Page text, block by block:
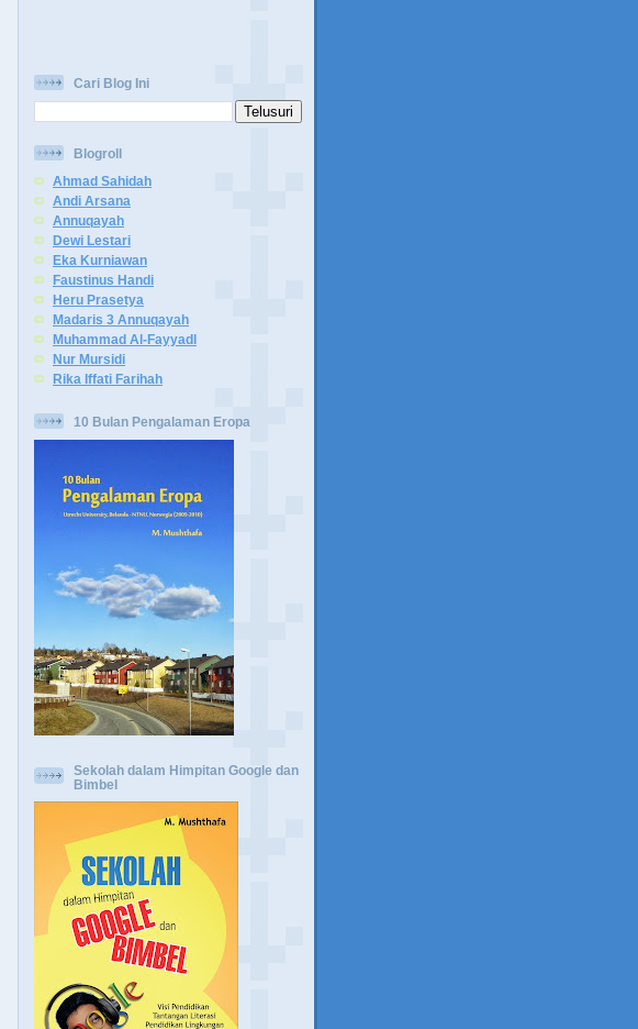
Cari Blog Ini
Blogroll
Ahmad Sahidah
Andi Arsana
Annuqayah
Dewi Lestari
Eka Kurniawan
Faustinus Handi
Heru Prasetya
Madaris 3 Annuqayah
Muhammad Al-Fayyadl
Nur Mursidi
Rika Iffati Farihah
10 Bulan Pengalaman Eropa
Sekolah dalam Himpitan Google dan
Bimbel